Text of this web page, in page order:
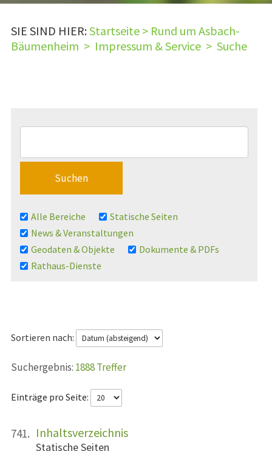
SIE SIND HIER:Startseite> Rund um Asbach-
Bäumenheim > Impressum & Service> Suche
Alle Bereiche
Statische Seiten
News & Veranstaltungen
Geodaten & Objekte
Dokumente & PDFs
Rathaus-Dienste
Sortieren nach:
1888 Treffer
Einträge pro Seite:
741. Inhaltsverzeichnis
Statische Seiten